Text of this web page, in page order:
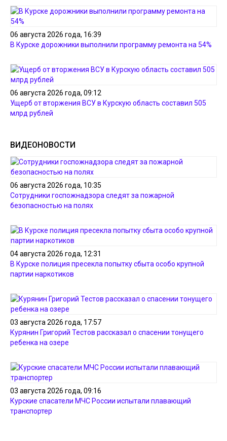
06 августа 2026 года, 16:39
В Курске дорожники выполнили программу ремонта на 54%
06 августа 2026 года, 09:12
Ущерб от вторжения ВСУ в Курскую область составил 505
млрд рублей
ВИДЕОНОВОСТИ
06 августа 2026 года, 10:35
Сотрудники госпожнадзора следят за пожарной
безопасностью на полях
04 августа 2026 года, 12:31
В Курске полиция пресекла попытку сбыта особо крупной
партии наркотиков
03 августа 2026 года, 17:57
Курянин Григорий Тестов рассказал о спасении тонущего
ребенка на озере
03 августа 2026 года, 09:16
Курские спасатели МЧС России испытали плавающий
транспортер